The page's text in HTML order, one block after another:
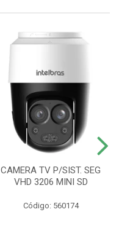
CAMERA TV P/SIST. SEG
VHD 3206 MINI SD
Código: 560174